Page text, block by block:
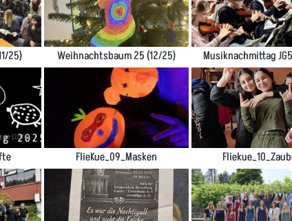
25) Weihnachtsbaum 25 (12/25) Musiknachmittag
FlieKue_09_Masken